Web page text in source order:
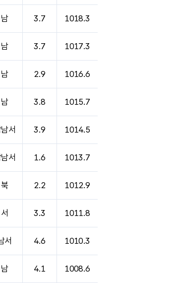
남 3.7 1018.3
남 3.7 1017.3
남 2.9 1016.6
남 3.8 1015.7
서 3.9 1014.5
서 1.6 1013.7
북 2.2 1012.9
서 3.3 1011.8
서 4.6 1010.3
남 4.1 1008.6